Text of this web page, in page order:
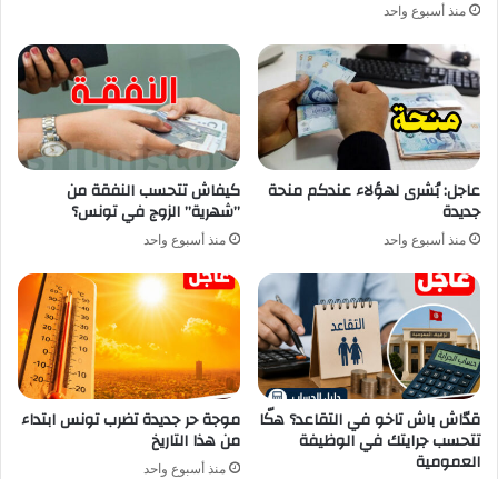
منذ أسبوع واحد
عاجل: بُشرى لهؤلاء عندكم منحة
جديدة
منذ أسبوع واحد
كيفاش تتحسب النفقة من
”شهرية” الزوج في تونس؟
منذ أسبوع واحد
قدّاش باش تاخو في التقاعد؟ هكّا
تتحسب جرايتك في الوظيفة
العمومية
موجة حر جديدة تضرب تونس ابتداء
من هذا التاريخ
منذ أسبوع واحد